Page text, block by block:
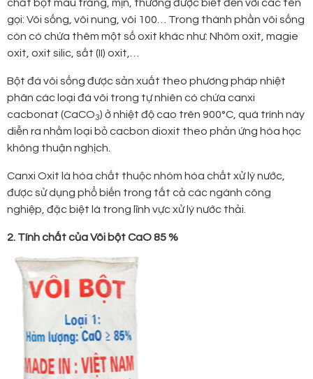
chất bột màu trắng, mịn, thường được biết đến với các tên
gọi: Vôi sống, vôi nung, vôi 100… Trong thành phần vôi sống
còn có chứa thêm một số oxit khác như: Nhôm oxit, magie
oxit, oxit silic, sắt (II) oxit,…
Bột đá vôi sống được sản xuất theo phương pháp nhiệt
phân các loại đá vôi trong tự nhiên có chứa canxi
cacbonat (CaCO3) ở nhiệt độ cao trên 900°C, quá trình này
diễn ra nhằm loại bỏ cacbon dioxit theo phản ứng hóa học
không thuận nghịch.
Canxi Oxit là hóa chất thuộc nhóm hóa chất xử lý nước,
được sử dụng phổ biến trong tất cả các ngành công
nghiệp, đặc biệt là trong lĩnh vực xử lý nước thải.
2. Tính chất của Vôi bột CaO 85 %